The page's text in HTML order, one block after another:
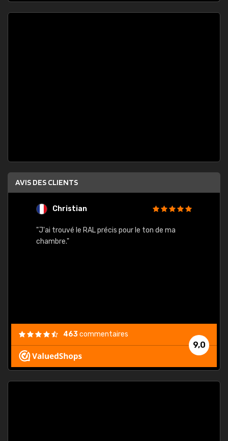
AVIS DES CLIENTS
Christian
"J'ai trouvé le RAL précis pour le ton de ma
chambre."
9,0
463commentaires